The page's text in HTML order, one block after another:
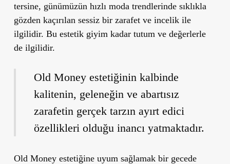
tersine, günümüzün hızlı moda trendlerinde sıklıkla
gözden kaçırılan sessiz bir zarafet ve incelik ile
ilgilidir. Bu estetik giyim kadar tutum ve değerlerle
de ilgilidir.
Old Money estetiğinin kalbinde
kalitenin, geleneğin ve abartısız
zarafetin gerçek tarzın ayırt edici
özellikleri olduğu inancı yatmaktadır.
Old Money estetiğine uyum sağlamak bir gecede